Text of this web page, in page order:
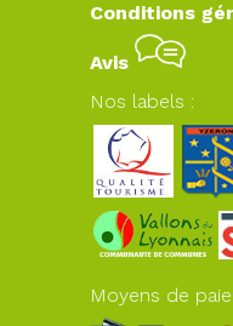
Conditions
Avis
Nos labels :
Moyens de